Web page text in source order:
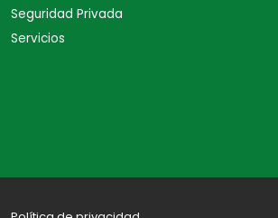
Seguridad Privada
Servicios